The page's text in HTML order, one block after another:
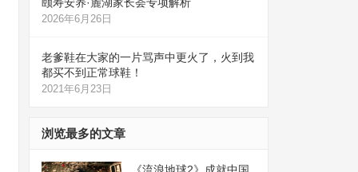
2026年6月26日
老爹鞋在大家的一片骂声中更火了，火到我
都买不到正常球鞋！
2021年6月23日
浏览最多的文章
《流浪地球2》成就中国